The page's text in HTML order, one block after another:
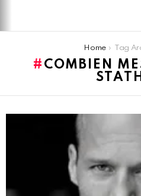
Home Tag Archives:
COMBIEN